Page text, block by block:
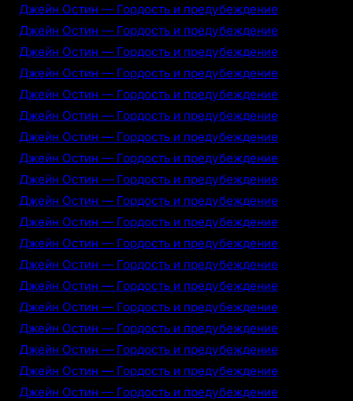
Джейн Остин — Гордость и предубеждение
Джейн Остин — Гордость и предубеждение
Джейн Остин — Гордость и предубеждение
Джейн Остин — Гордость и предубеждение
Джейн Остин — Гордость и предубеждение
Джейн Остин — Гордость и предубеждение
Джейн Остин — Гордость и предубеждение
Джейн Остин — Гордость и предубеждение
Джейн Остин — Гордость и предубеждение
Джейн Остин — Гордость и предубеждение
Джейн Остин — Гордость и предубеждение
Джейн Остин — Гордость и предубеждение
Джейн Остин — Гордость и предубеждение
Джейн Остин — Гордость и предубеждение
Джейн Остин — Гордость и предубеждение
Джейн Остин — Гордость и предубеждение
Джейн Остин — Гордость и предубеждение
Джейн Остин — Гордость и предубеждение
Джейн Остин — Гордость и предубеждение